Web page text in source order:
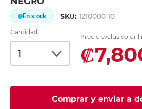
En stock SKU:1210000110
Cantidad
Precio exclusivo
Comprar y enviar a